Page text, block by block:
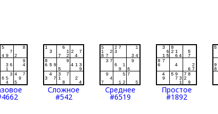
Сложное
#542
Среднее
#6519
Простое
#1892